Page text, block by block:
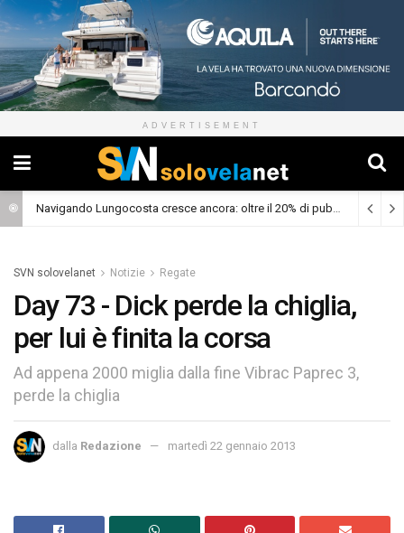
ADVERTISEMENT
Navigando Lungocosta cresce ancora: oltre il 20% di pubblico dalla prima puntata
SVN solovelanet Notizie Regate
Day 73 - Dick perde la chiglia,
per lui è finita la corsa
Ad appena 2000 miglia dalla fine Vibrac Paprec 3,
perde la chiglia
dalla Redazione martedì 22 gennaio 2013